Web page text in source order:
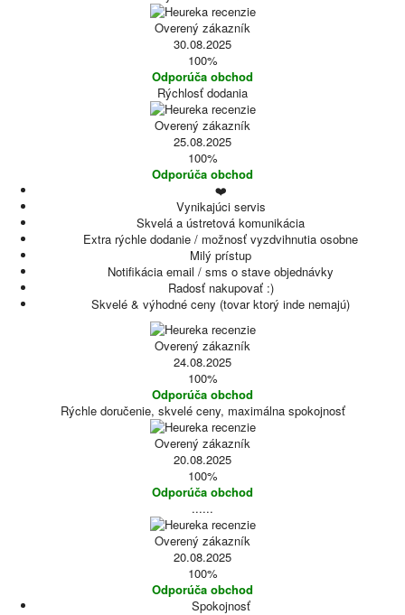
Overený zákazník
30.08.2025
100%
Odporúča obchod
Rýchlosť dodania
Overený zákazník
25.08.2025
100%
Odporúča obchod
❤️
Vynikajúci servis
Skvelá a ústretová komunikácia
Extra rýchle dodanie / možnosť vyzdvihnutia osobne
Milý prístup
Notifikácia email / sms o stave objednávky
Radosť nakupovať :)
Skvelé & výhodné ceny (tovar ktorý inde nemajú)
Overený zákazník
24.08.2025
100%
Odporúča obchod
Rýchle doručenie, skvelé ceny, maximálna spokojnosť
Overený zákazník
20.08.2025
100%
Odporúča obchod
......
Overený zákazník
20.08.2025
100%
Odporúča obchod
Spokojnosť